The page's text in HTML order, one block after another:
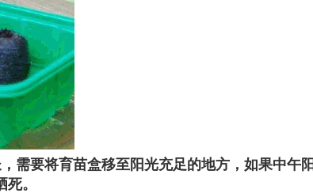
需要将育苗盒移至阳光充足的地方，如果中午阳
。